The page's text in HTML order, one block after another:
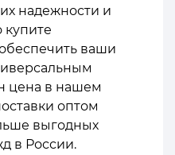
надежности и
купите
ваши
цена в нашем
оптом
выгодных
в России.